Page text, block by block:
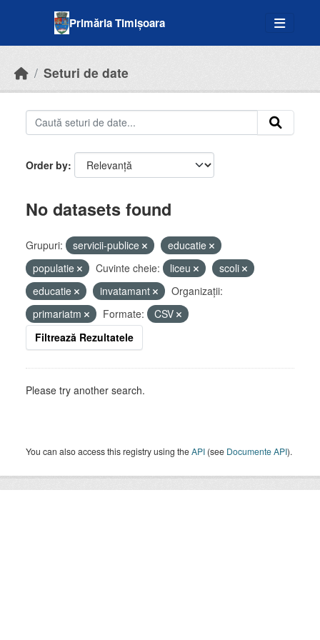
Primăria Timișoara
Seturi de date
Order by
No datasets found
Grupuri: servicii-publice
educatie
populatie
Cuvinte cheie: liceu
scoli
educatie
invatamant
Organizații:
primariatm
Formate:
CSV
Filtrează Rezultatele
Please try another search.
You can also access this registry using theAPI (see Documente API).